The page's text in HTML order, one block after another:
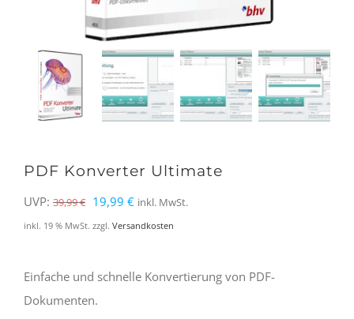
PDF Konverter Ultimate
UVP: 39,99€ Ursprünglicher
Preis
39,99 €
19,99 €Aktueller
Preis
19,99 €.
inkl. MwSt.
inkl. 19 % MwSt. zzgl. Versandkosten
Einfache und schnelle Konvertierung von PDF-
Dokumenten.